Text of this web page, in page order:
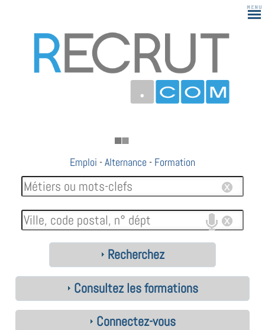
Emploi -Alternance - Formation
Recherchez
Consultez les formations
Connectez-vous